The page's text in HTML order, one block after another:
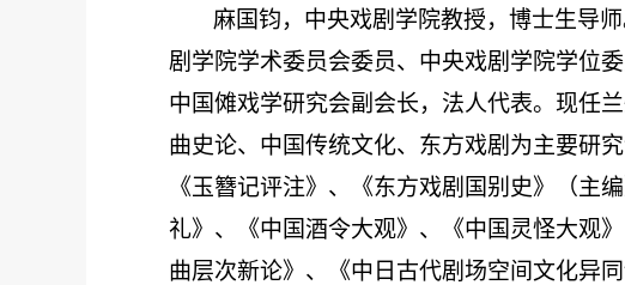
麻国钧，中央戏剧学院教授，博士生导
剧学院学术委员会委员、中央戏剧学院学位
中国傩戏学研究会副会长，法人代表。现任
曲史论、中国传统文化、东方戏剧为主要研
《玉簪记评注》、《东方戏剧国别史》（主
礼》、《中国酒令大观》、《中国灵怪大观
曲层次新论》、《中日古代剧场空间文化异